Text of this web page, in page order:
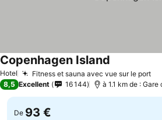
Hotel Fitness et sauna avec vue sur le port
Copenhagen Island
8,5 Excellent 16 144 à 1.1 km de :
De 93 €